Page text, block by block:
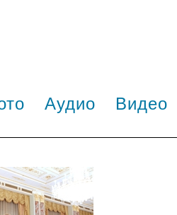
Аудио Видео